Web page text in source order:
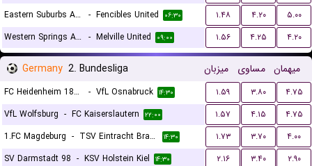
Eastern Suburbs Auckland AFC
- Fencibles United ۰۶:۳۰ ۱.۴۸ ۴.۲۰
۵.۰۰
Western Springs AFC - Melville United ۰۹:۰۰ ۱.۵۶ ۴.۲۵ ۴.۲۰
Germany 2. Bundesliga میزبان مساوی میهمان
FC Heidenheim 1846 - VfL Osnabruck ۱۴:۳۰ ۱.۵۹ ۳.۸۰
۴.۷۵
VfL Wolfsburg - FC Kaiserslautern ۲۲:۰۰ ۱.۵۷ ۴.۱۵
۴.۷۵
1.FC Magdeburg - TSV Eintracht Braunschweig ۱۴:۳۰ ۱.۷۳ ۳.۷۰
۴.۰۰
SV Darmstadt 98 - KSV Holstein Kiel ۱۴:۳۰ ۲.۱۶ ۳.۴۰
۲.۹۰